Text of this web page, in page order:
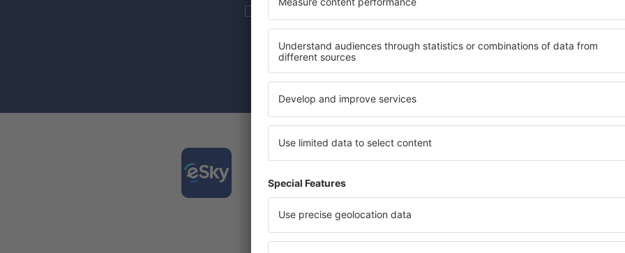
Mai multe călătorii la prețuri avantajoase în newsletter-ul nostru
materiale informaționale (sub formă de newsletter) de la eSky.pl S.A. la adresa de e-mail
Prin bifarea căsuței de mai sus, furnizarea adresei de e-mail și apăsarea butonului
(concomitent), vă dați acordul ca datele dumneavoastră personaleeSky.pl S.A.eSky.pl S.A.
Descarcă aplicația noastră
și organizează-ţi convenabil
călătoriile
Cea mai bine evaluată aplicație din categoria călătoriilor